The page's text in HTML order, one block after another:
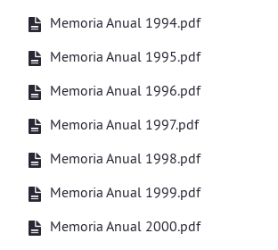
Memoria Anual 1994.pdf
Memoria Anual 1995.pdf
Memoria Anual 1996.pdf
Memoria Anual 1997.pdf
Memoria Anual 1998.pdf
Memoria Anual 1999.pdf
Memoria Anual 2000.pdf